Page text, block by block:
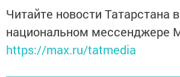
Читайте новости Татарстана в
национальном мессенджере
https://max.ru/tatmedia